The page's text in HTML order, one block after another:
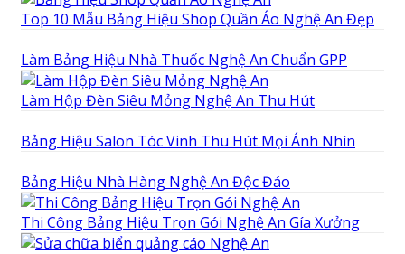
Top 10 Mẫu Bảng Hiệu Shop Quần Áo Nghệ An Đẹp
Làm Bảng Hiệu Nhà Thuốc Nghệ An Chuẩn GPP
Làm Hộp Đèn Siêu Mỏng Nghệ An Thu Hút
Bảng Hiệu Salon Tóc Vinh Thu Hút Mọi Ánh Nhìn
Bảng Hiệu Nhà Hàng Nghệ An Độc Đáo
Thi Công Bảng Hiệu Trọn Gói Nghệ An Gía Xưởng